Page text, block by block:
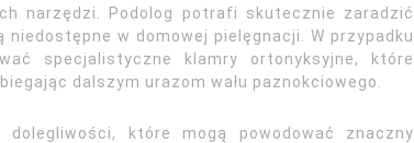
narzędzi. Podolog potrafi skutecznie zaradzić
w domowej pielęgnacji. W przypadku
specjalistyczne klamry ortonyksyjne, które
dalszym urazom wału paznokciowego.
które mogą powodować znaczny